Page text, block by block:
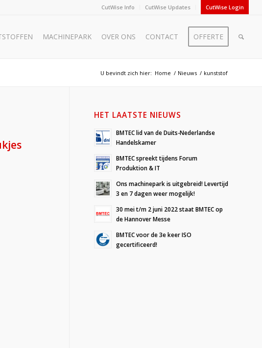
CutWise Info CutWise Updates CutWise Login
MACHINEPARK OVER ONS CONTACT OFFERTE
U bevindt zich hier: Home / Nieuws / kunststof
HET LAATSTE NIEUWS
BMTEC lid van de Duits-Nederlandse
Handelskamer
BMTEC spreekt tijdens Forum
Produktion & IT
Ons machinepark is uitgebreid! Levertijd
3 en 7 dagen weer mogelijk!
30 mei t/m 2 juni 2022 staat BMTEC op
de Hannover Messe
BMTEC voor de 3e keer ISO
gecertificeerd!